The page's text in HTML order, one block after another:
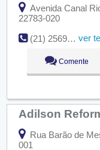
Avenida Canal
22783-020
(21) 2569-7980
ver
Comente
Adilson
Rua Barão de
001